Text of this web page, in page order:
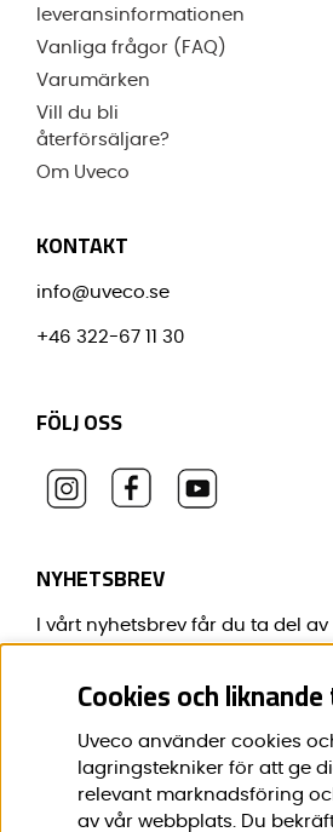
leveransinformationen
Vanliga frågor (FAQ)
Varumärken
Vill du bli
återförsäljare?
Om Uveco
KONTAKT
info@uveco.se
+46 322-67 11 30
FÖLJ OSS
NYHETSBREV
I vårt nyhetsbrev får du ta del
Förnamn:*
Cookies och
Uveco använder cookies
lagringstekniker för att ge
relevant marknadsföring
av vår webbplats. Du